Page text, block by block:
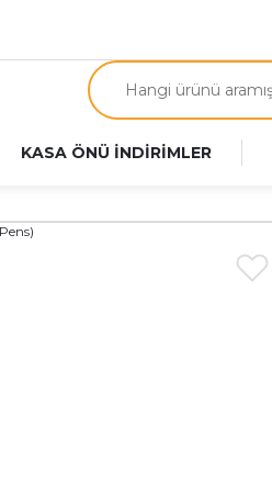
KASA ÖNÜ İNDİRİMLER